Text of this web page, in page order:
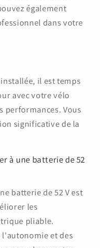
également
dans votre
il est temps
avec votre vélo
performances. Vous
significative de la
à une batterie de 52
batterie de 52 V est
les
pliable.
l'autonomie et des